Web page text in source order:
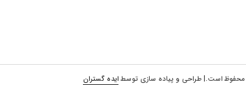
محفوظ است.| طراحی و پیاده سازی توسط ایده گستران